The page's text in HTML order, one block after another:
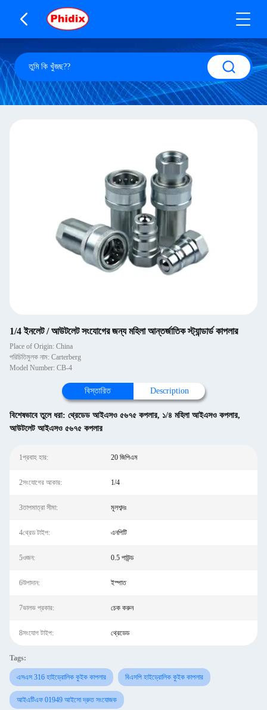
1/4 ইনলেট / আউটলেট সংযোগের জন্য মহিলা আন্তর্জাতিক স্ট্যান্ডার্ড কাপলার
Place of Origin: China
পরিচিতিমুলক নাম: Carterberg
Model Number: CB-4
বিস্তারিত Description
বিশেষভাবে তুলে ধরা: থ্রেডেড আইএসও ৫৬৭৫ কপলার, ১/৪ মহিলা আইএসও কপলার,
আউটলেট আইএসও ৫৬৭৫ কপলার
1প্রবাহ হার: 20 জিপিএম
2সংযোগের আকার: 1/4
3তাপমাত্রা সীমা: মূলশব্দঃ
4থ্রেড টাইপ: এনপিটি
5ওজন: 0.5 পাউন্ড
6উপাদান: ইস্পাত
7ভালভ প্রকার: চেক করুন
8সংযোগ টাইপ: থ্রেডেড
Tags:
এসএস 316 হাইড্রোলিক কুইক কাপলার বিএসপি হাইড্রোলিক কুইক কাপলার
আইএটিএফ 01949 আইসো দ্রুত সংযোজক